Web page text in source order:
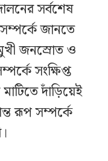
সর্বশেষ
সম্পর্কে জানতে
জনস্রোত ও
সংক্ষিপ্ত
দাঁড়িয়েই
রূপ সম্পর্কে